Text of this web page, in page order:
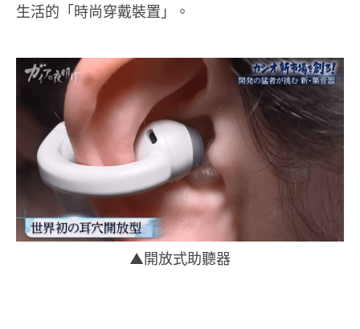
生活的「時尚穿戴裝置」。
▲開放式助聽器